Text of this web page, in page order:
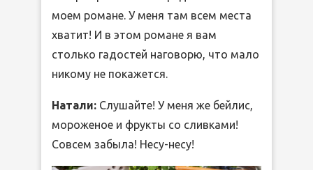
моем романе. У меня там всем места
хватит! И в этом романе я вам
столько гадостей наговорю, что мало
никому не покажется.
Натали: Слушайте! У меня же бейлис,
мороженое и фрукты со сливками!
Совсем забыла! Несу-несу!